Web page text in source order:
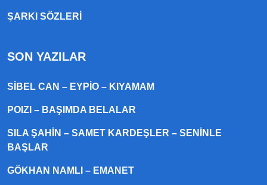
ŞARKI SÖZLERI
SON YAZILAR
SIBEL CAN – EYPIO – KIYAMAM
POIZI – BAŞIMDA BELALAR
SILA ŞAHIN – SAMET KARDEŞLER – SENINLE
BAŞLAR
GÖKHAN NAMLI – EMANET